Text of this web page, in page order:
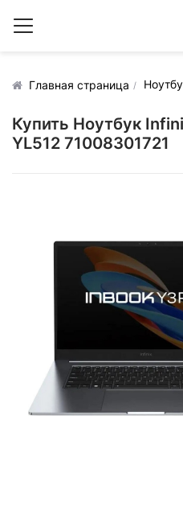
Главная страница
Купить Ноутбук
YL512 71008301721